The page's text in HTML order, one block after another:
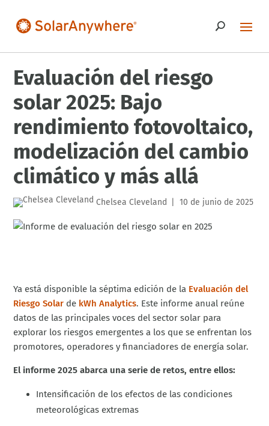
Evaluación del riesgo
solar 2025: Bajo
rendimiento fotovoltaico,
modelización del cambio
climático y más allá
Chelsea Cleveland 10 de junio de 2025
Ya está disponible la séptima edición de la Evaluación del
Riesgo Solar de kWh Analytics. Este informe anual reúne
datos de las principales voces del sector solar para
explorar los riesgos emergentes a los que se enfrentan los
promotores, operadores y financiadores de energía solar.
El informe 2025 abarca una serie de retos, entre ellos:
Intensificación de los efectos de las condiciones
meteorológicas extremas